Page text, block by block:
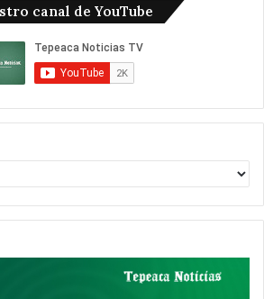
canal de YouTube